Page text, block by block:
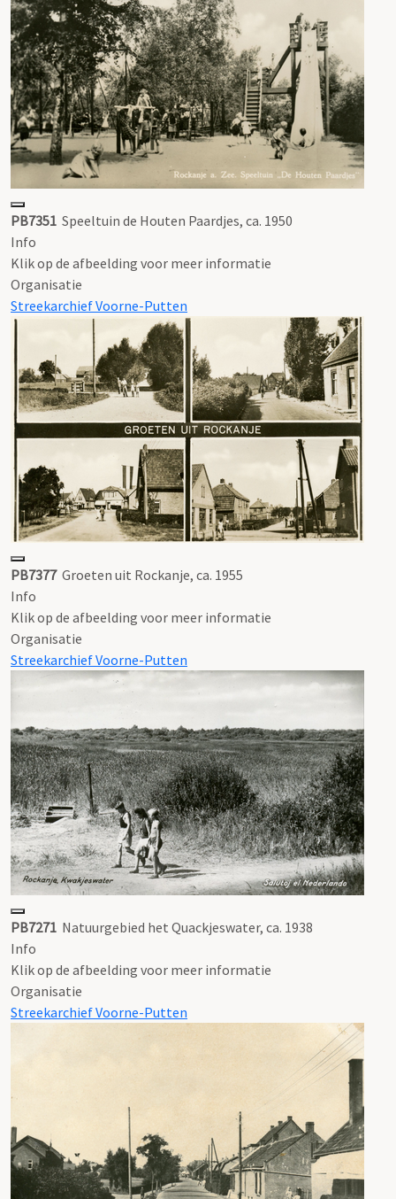
PB7351 Speeltuin de Houten Paardjes, ca. 1950
Info
Klik op de afbeelding voor meer informatie
Organisatie
Streekarchief Voorne-Putten
PB7377 Groeten uit Rockanje, ca. 1955
Info
Klik op de afbeelding voor meer informatie
Organisatie
Streekarchief Voorne-Putten
PB7271 Natuurgebied het Quackjeswater, ca. 1938
Info
Klik op de afbeelding voor meer informatie
Organisatie
Streekarchief Voorne-Putten